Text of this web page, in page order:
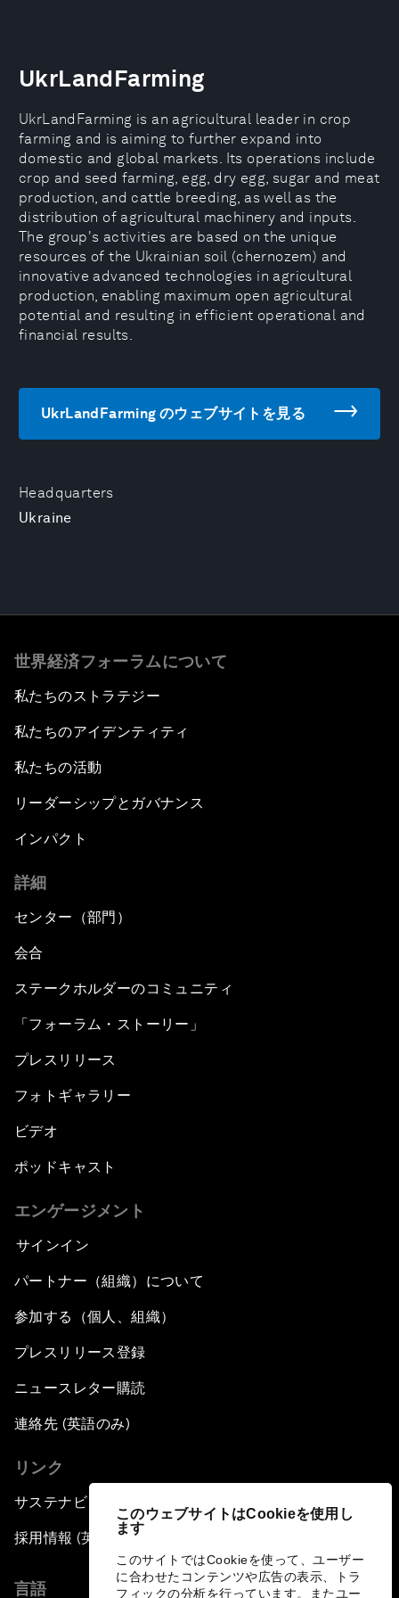
このウェブサイトはCookieを使用し
ます
このサイトではCookieを使って、ユーザー
に合わせたコンテンツや広告の表示、トラ
フィックの分析を行っています。またユー
Headquarters
Ukraine
UkrLandFarming
UkrLandFarming is an agricultural leader in crop
farming and is aiming to further expand into
domestic and global markets. Its operations include
crop and seed farming, egg, dry egg, sugar and meat
production, and cattle breeding, as well as the
distribution of agricultural machinery and inputs.
The group's activities are based on the unique
resources of the Ukrainian soil (chernozem) and
innovative advanced technologies in agricultural
production, enabling maximum open agricultural
potential and resulting in efficient operational and
financial results.
UkrLandFarming のウェブサイトを見る
世界経済フォーラムについて
私たちのストラテジー
私たちのアイデンティティ
私たちの活動
リーダーシップとガバナンス
インパクト
詳細
センター（部門）
会合
ステークホルダーのコミュニティ
「フォーラム・ストーリー」
プレスリリース
フォトギャラリー
ビデオ
ポッドキャスト
エンゲージメント
サインイン
パートナー（組織）について
参加する（個人、組織）
プレスリリース登録
ニュースレター購読
連絡先 (英語のみ)
リンク
サステナビリティへの取り組み
採用情報 (英語のみ)
言語